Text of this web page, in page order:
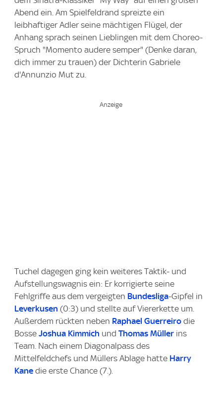
Abend ein. Am Spielfeldrand spreizte ein
leibhaftiger Adler seine mächtigen Flügel, der
Anhang sprach seinen Lieblingen mit dem Choreo-
Spruch "Momento audere semper" (Denke daran,
dich immer zu trauen) der Dichterin Gabriele
d'Annunzio Mut zu.
Tuchel dagegen ging kein weiteres Taktik- und
Aufstellungswagnis ein: Er korrigierte seine
Fehlgriffe aus dem vergeigten Bundesliga-Gipfel in
Leverkusen (0:3) und stellte auf Viererkette um.
Außerdem rückten neben Raphael Guerreiro die
Bosse Joshua Kimmich und Thomas Müller ins
Team. Nach einem Diagonalpass des
Mittelfeldchefs und Müllers Ablage hatte Harry
Kane die erste Chance (7.).